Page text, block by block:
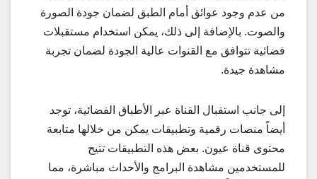
من عدم وجود عوائق أمام الطبق لضمان جودة الصورة
والصوت. بالإضافة إلى ذلك، يمكن استخدام مستقبلات
فضائية تتوافق مع القنوات عالية الجودة لضمان تجربة
مشاهدة جيدة.
إلى جانب استقبال القناة عبر الأطباق الفضائية، توجد
أيضاً منصات رقمية وتطبيقات يمكن من خلالها متابعة
محتوى قناة عيون. بعض هذه التطبيقات تتيح
للمستخدمين مشاهدة البرامج والأحداث مباشرة، مما